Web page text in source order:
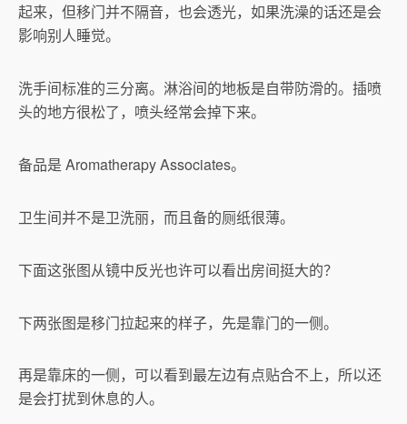
起来，但移门并不隔音，也会透光，如果洗澡的话还是会
影响别人睡觉。
洗手间标准的三分离。淋浴间的地板是自带防滑的。插喷
头的地方很松了，喷头经常会掉下来。
备品是 Aromatherapy Associates。
卫生间并不是卫洗丽，而且备的厕纸很薄。
下面这张图从镜中反光也许可以看出房间挺大的？
下两张图是移门拉起来的样子，先是靠门的一侧。
再是靠床的一侧，可以看到最左边有点贴合不上，所以还
是会打扰到休息的人。